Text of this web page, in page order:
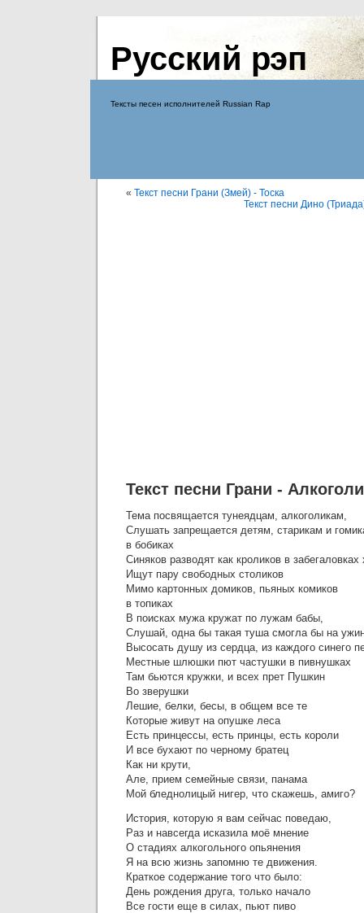
Русский рэп
Тексты песен исполнителей Russian Rap
« Текст песни Грани (Змей) - Тоска
Текст песни Дино
Текст песни Грани -
Тема посвящается тунеядцам, алкоголикам,
Слушать запрещается детям, старикам и
в бобиках
Синяков разводят как кроликов в забегаловках
Ищут пару свободных столиков
Мимо картонных домиков, пьяных комиков
в топиках
В поисках мужа кружат по лужам бабы,
Слушай, одна бы такая туша смогла бы на
Высосать душу из сердца, из каждого синего
Местные шлюшки пют частушки в пивнушках
Там бьются кружки, и всех прет Пушкин
Во зверушки
Лешие, белки, бесы, в общем все те
Которые живут на опушке леса
Есть принцессы, есть принцы, есть короли
И все бухают по черному братец
Как ни крути,
Але, прием семейные связи, панама
Мой бледнолицый нигер, что скажешь, амиго?
История, которую я вам сейчас поведаю,
Раз и навсегда исказила моё мнение
О стадиях алкогольного опьянения
Я на всю жизнь запомню те движения.
Краткое содержание того что было:
День рождения друга, только начало
Все гости еще в силах, пьют пиво